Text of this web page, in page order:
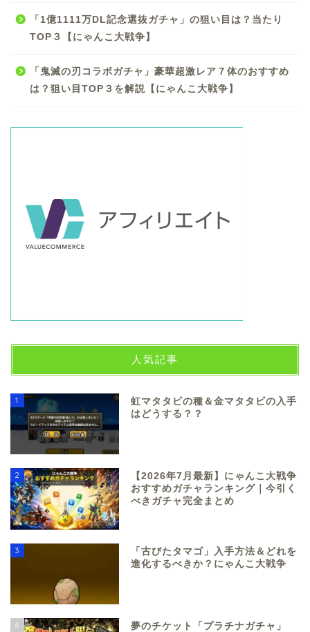
「1億1111万DL記念選抜ガチャ」の狙い目は？当たり
TOP３【にゃんこ大戦争】
「鬼滅の刃コラボガチャ」豪華超激レア７体のおすすめ
は？狙い目TOP３を解説【にゃんこ大戦争】
人気記事
1
虹マタタビの種＆金マタタビの入手
はどうする？？
2
【2026年7月最新】にゃんこ大戦争
おすすめガチャランキング｜今引く
べきガチャ完全まとめ
3
「古びたタマゴ」入手方法＆どれを
進化するべきか？にゃんこ大戦争
4
夢のチケット「プラチナガチャ」